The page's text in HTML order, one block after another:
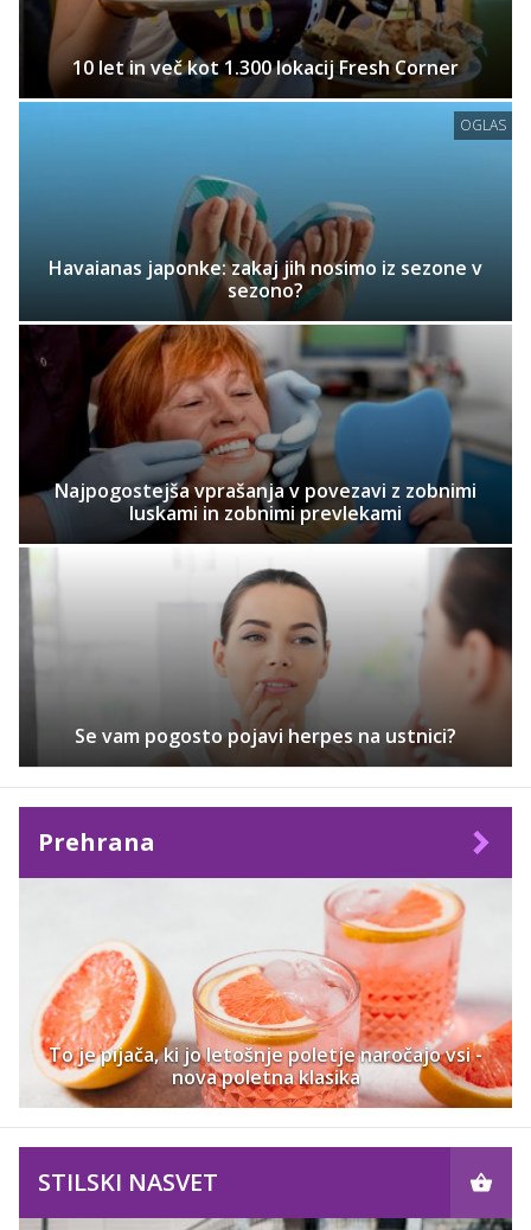
10 let in več kot 1.300 lokacij Fresh Corner
OGLAS
Havaianas japonke: zakaj jih nosimo iz sezone v
sezono?
Najpogostejša vprašanja v povezavi z zobnimi
luskami in zobnimi prevlekami
Se vam pogosto pojavi herpes na ustnici?
Prehrana
To je pijača, ki jo letošnje poletje naročajo vsi -
nova poletna klasika
STILSKI NASVET